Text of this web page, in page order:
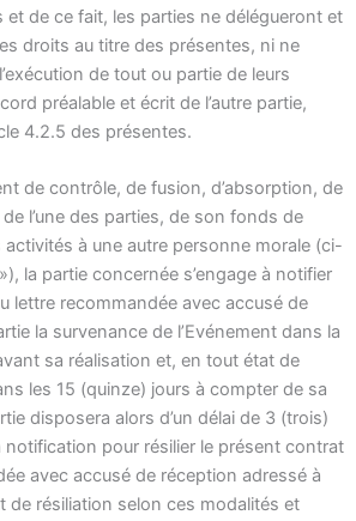
et de ce fait, les parties ne délégueront et
droits au titre des présentes, ni ne
de tout ou partie de leurs
préalable et écrit de l’autre partie,
4.2.5 des présentes.
de contrôle, de fusion, d’absorption, de
l’une des parties, de son fonds de
à une autre personne morale (ci-
la partie concernée s’engage à notifier
lettre recommandée avec accusé de
la survenance de l’Evénement dans la
sa réalisation et, en tout état de
les 15 (quinze) jours à compter de sa
disposera alors d’un délai de 3 (trois)
notification pour résilier le présent contrat
avec accusé de réception adressé à
de résiliation selon ces modalités et